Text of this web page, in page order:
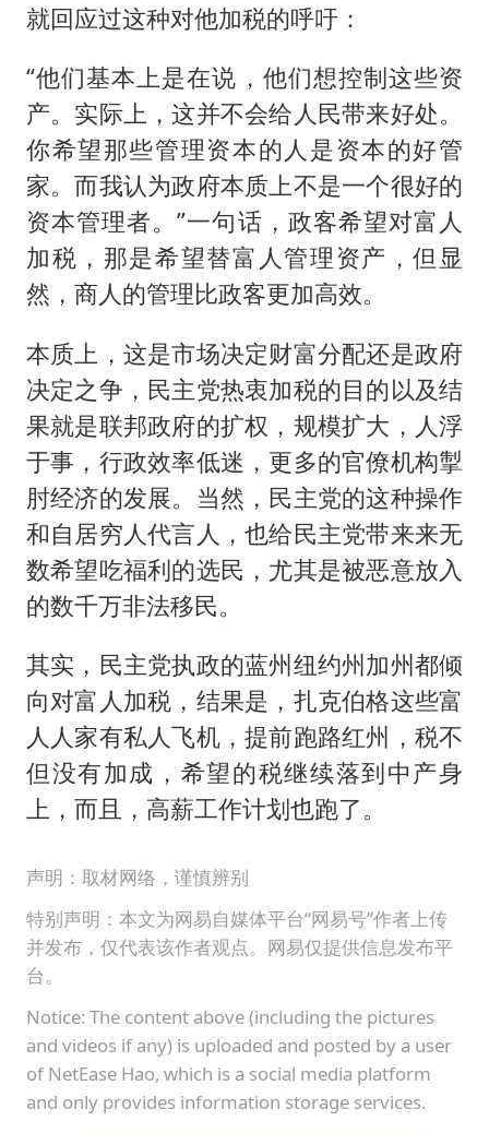
就回应过这种对他加税的呼吁：
“他们基本上是在说，他们想控制这些资
产。实际上，这并不会给人民带来好处。
你希望那些管理资本的人是资本的好管
家。而我认为政府本质上不是一个很好的
资本管理者。”一句话，政客希望对富人
加税，那是希望替富人管理资产，但显
然，商人的管理比政客更加高效。
本质上，这是市场决定财富分配还是政府
决定之争，民主党热衷加税的目的以及结
果就是联邦政府的扩权，规模扩大，人浮
于事，行政效率低迷，更多的官僚机构掣
肘经济的发展。当然，民主党的这种操作
和自居穷人代言人，也给民主党带来来无
数希望吃福利的选民，尤其是被恶意放入
的数千万非法移民。
其实，民主党执政的蓝州纽约州加州都倾
向对富人加税，结果是，扎克伯格这些富
人人家有私人飞机，提前跑路红州，税不
但没有加成，希望的税继续落到中产身
上，而且，高薪工作计划也跑了。
声明：取材网络，谨慎辨别
特别声明：本文为网易自媒体平台“网易号”作者上传
并发布，仅代表该作者观点。网易仅提供信息发布平
台。
Notice: The content above (including the pictures
and videos if any) is uploaded and posted by a user
of NetEase Hao, which is a social media platform
and only provides information storage services.